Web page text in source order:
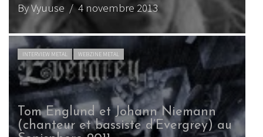
By Vyuuse / 4 novembre 2013
INTERVIEW METAL WEBZINE METAL
Tom Englund et Johann Niemann
(chanteur et bassiste d’Evergrey) au